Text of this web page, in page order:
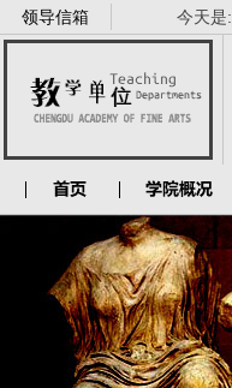
领导信箱 今天是: